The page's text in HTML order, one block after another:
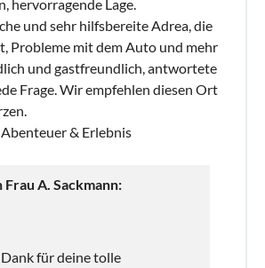
hervorragende Lage.
und sehr hilfsbereite Adrea, die
Probleme mit dem Auto und mehr
und gastfreundlich, antwortete
Frage. Wir empfehlen diesen Ort
Abenteuer & Erlebnis
A. Sackmann:
für deine tolle